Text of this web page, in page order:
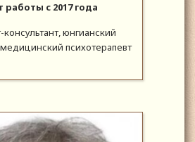
работы с 2017 года
юнгианский
психотерапевт